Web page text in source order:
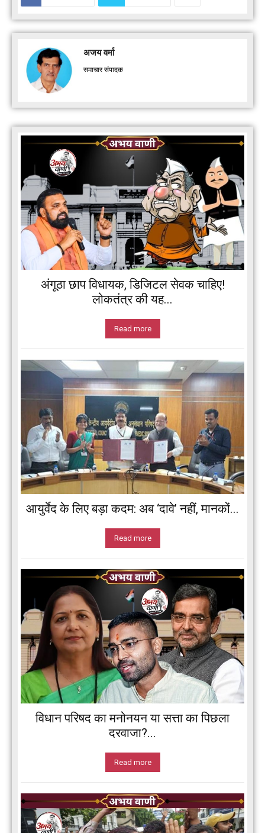
अजय वर्मा
समाचार संपादक
अंगूठा छाप विधायक, डिजिटल सेवक चाहिए!
लोकतंत्र की यह...
Read more
आयुर्वेद के लिए बड़ा कदम: अब ‘दावे’ नहीं, मानकों...
Read more
विधान परिषद का मनोनयन या सत्ता का पिछला
दरवाजा?...
Read more